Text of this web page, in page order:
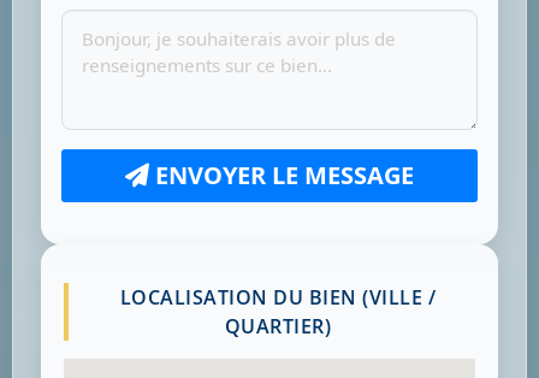
ENVOYER LE MESSAGE
LOCALISATION DU BIEN (VILLE /
QUARTIER)